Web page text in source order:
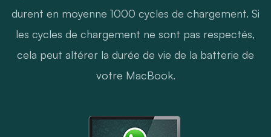
durent en moyenne 1000 cycles de chargement. Si
les cycles de chargement ne sont pas respectés,
cela peut altérer la durée de vie de la batterie de
votre MacBook.